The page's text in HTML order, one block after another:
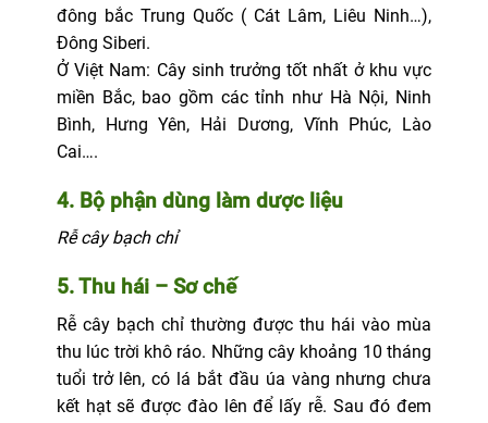
đông bắc Trung Quốc ( Cát Lâm, Liêu Ninh…),
Đông Siberi.
Ở Việt Nam: Cây sinh trưởng tốt nhất ở khu vực
miền Bắc, bao gồm các tỉnh như Hà Nội, Ninh
Bình, Hưng Yên, Hải Dương, Vĩnh Phúc, Lào
Cai….
4. Bộ phận dùng làm dược liệu
Rễ cây bạch chỉ
5. Thu hái – Sơ chế
Rễ cây bạch chỉ thường được thu hái vào mùa
thu lúc trời khô ráo. Những cây khoảng 10 tháng
tuổi trở lên, có lá bắt đầu úa vàng nhưng chưa
kết hạt sẽ được đào lên để lấy rễ. Sau đó đem